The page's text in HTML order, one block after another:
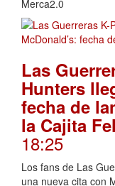
Merca2.0
Las
Hunters
fecha de
la Cajita
18:25
Los fans de Las
una nueva cita con